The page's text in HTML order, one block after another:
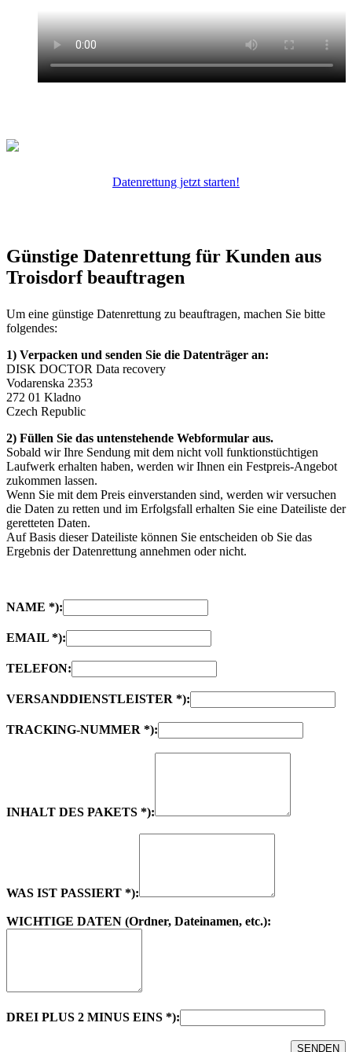
Datenrettung jetzt starten!
Günstige Datenrettung für Kunden aus
Troisdorf beauftragen
Um eine günstige Datenrettung zu beauftragen, machen Sie bitte
folgendes:
1) Verpacken und senden Sie die Datenträger an:
DISK DOCTOR Data recovery
Vodarenska 2353
272 01 Kladno
Czech Republic
2) Füllen Sie das untenstehende Webformular aus.
Sobald wir Ihre Sendung mit dem nicht voll funktionstüchtigen
Laufwerk erhalten haben, werden wir Ihnen ein Festpreis-Angebot
zukommen lassen.
Wenn Sie mit dem Preis einverstanden sind, werden wir versuchen
die Daten zu retten und im Erfolgsfall erhalten Sie eine Dateiliste der
geretteten Daten.
Auf Basis dieser Dateiliste können Sie entscheiden ob Sie das
Ergebnis der Datenrettung annehmen oder nicht.
NAME *):
EMAIL *):
TELEFON:
VERSANDDIENSTLEISTER *):
TRACKING-NUMMER *):
INHALT DES PAKETS *):
WAS IST PASSIERT *):
WICHTIGE DATEN (Ordner, Dateinamen, etc.):
DREI PLUS 2 MINUS EINS *):